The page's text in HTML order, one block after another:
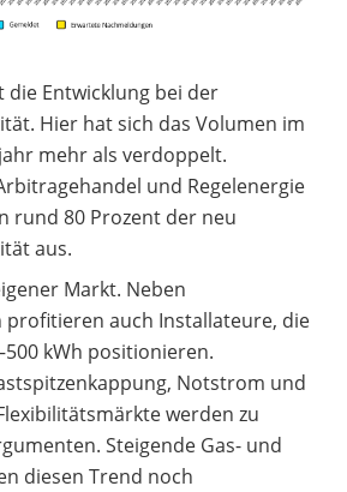
Entwicklung bei der
Hier hat sich das Volumen im
mehr als verdoppelt.
und Regelenergie
rund 80 Prozent der neu
aus.
Markt. Neben
profitieren auch Installateure, die
kWh positionieren.
Notstrom und
werden zu
Steigende Gas- und
diesen Trend noch